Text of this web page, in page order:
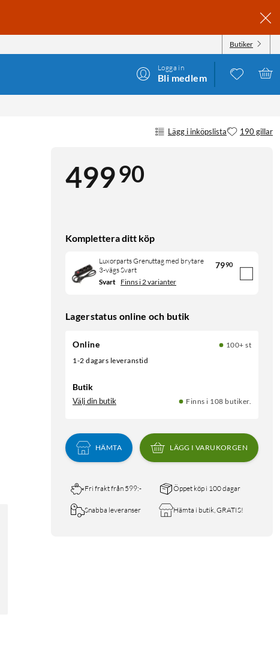
Butiker
Logga in
Bli medlem
Lägg i inköpslista 190 gillar
49990
Komplettera ditt köp
Luxorparts Grenuttag med brytare
3-vägs Svart
7990
Svart Finns i 2 varianter
Lagerstatus online och butik
Online
100+ st
1-2 dagars leveranstid
Butik
Välj din butik Finns i 108 butiker.
HÄMTA LÄGG I VARUKORGEN
Fri frakt från 599:- Öppet köp i 100 dagar
Snabba leveranser Hämta i butik, GRATIS!